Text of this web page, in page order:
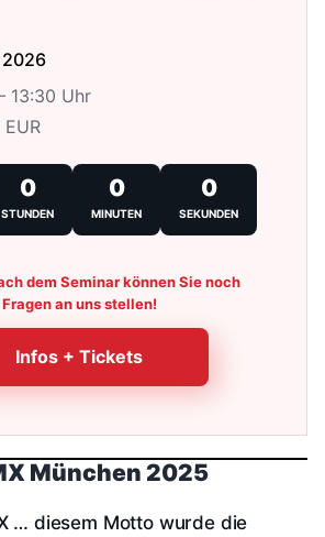
13:30 Uhr
0
STUNDEN
0
MINUTEN
0
SEKUNDEN
dem Seminar können Sie noch
Fragen an uns stellen!
Infos + Tickets
München 2025
… diesem Motto wurde die